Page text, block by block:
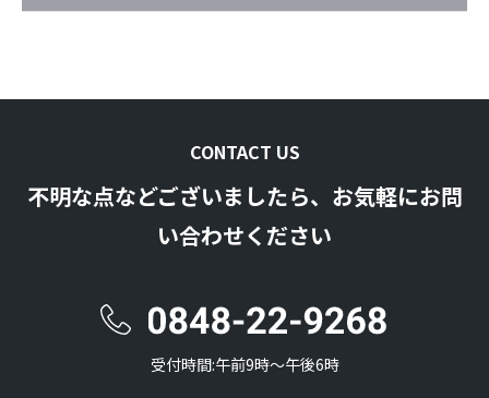
CONTACT US
不明な点などございましたら、お気軽にお問
い合わせください
受付時間:午前9時〜午後6時